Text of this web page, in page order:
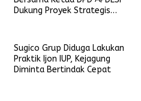
Dukung Proyek Strategis
Desa Merah Putih
Sugico Grup Diduga Lakukan
Praktik Ijon IUP, Kejagung
Diminta Bertindak Cepat